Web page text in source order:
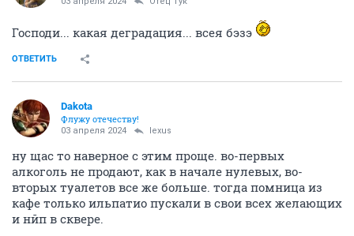
Господи... какая деградация... всея бэзэ
ОТВЕТИТЬ
Dаkota
Флужу отечеству!
03 апреля 2024 lexus
ну щас то наверное с этим проще. во-первых
алкоголь не продают, как в начале нулевых, во-
вторых туалетов все же больше. тогда помница из
кафе только ильпатио пускали в свои всех желающих
и нйп в сквере.